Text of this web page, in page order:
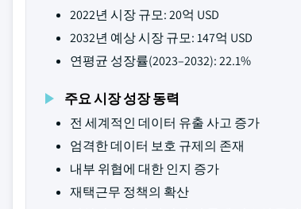
2022년 시장 규모: 20억 USD
2032년 예상 시장 규모: 147억 USD
연평균 성장률(2023–2032): 22.1%
주요 시장 성장 동력
전 세계적인 데이터 유출 사고 증가
엄격한 데이터 보호 규제의 존재
내부 위협에 대한 인지 증가
재택근무 정책의 확산